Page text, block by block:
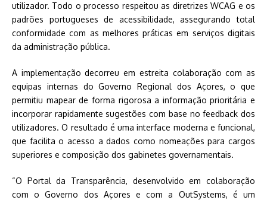
utilizador. Todo o processo respeitou as diretrizes WCAG e os
padrões portugueses de acessibilidade, assegurando total
conformidade com as melhores práticas em serviços digitais
da administração pública.
A implementação decorreu em estreita colaboração com as
equipas internas do Governo Regional dos Açores, o que
permitiu mapear de forma rigorosa a informação prioritária e
incorporar rapidamente sugestões com base no feedback dos
utilizadores. O resultado é uma interface moderna e funcional,
que facilita o acesso a dados como nomeações para cargos
superiores e composição dos gabinetes governamentais.
“O Portal da Transparência, desenvolvido em colaboração
com o Governo dos Açores e com a OutSystems, é um